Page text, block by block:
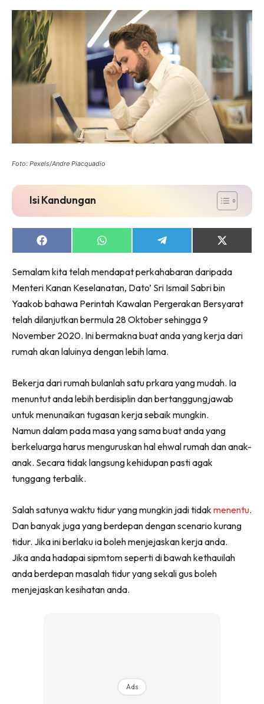
Foto: Pexels/Andre Piacquadio
Isi Kandungan
Share
on
Share
on
Share
on
Share
on
(Twitter)
Semalam kita telah mendapat perkahabaran daripada
Menteri Kanan Keselanatan, Dato’ Sri Ismail Sabri bin
Yaakob bahawa Perintah Kawalan Pergerakan Bersyarat
telah dilanjutkan bermula 28 Oktober sehingga 9
November 2020. Ini bermakna buat anda yang kerja dari
rumah akan laluinya dengan lebih lama.
Bekerja dari rumah bulanlah satu prkara yang mudah. Ia
menuntut anda lebih berdisiplin dan bertanggungjawab
untuk menunaikan tugasan kerja sebaik mungkin.
Namun dalam pada masa yang sama buat anda yang
berkeluarga harus menguruskan hal ehwal rumah dan anak-
anak. Secara tidak langsung kehidupan pasti agak
tunggang terbalik.
Salah satunya waktu tidur yang mungkin jadi tidak menentu.
Dan banyak juga yang berdepan dengan scenario kurang
tidur. Jika ini berlaku ia boleh menjejaskan kerja anda.
Jika anda hadapai sipmtom seperti di bawah kethauilah
anda berdepan masalah tidur yang sekali gus boleh
menjejaskan kesihatan anda.
Ads